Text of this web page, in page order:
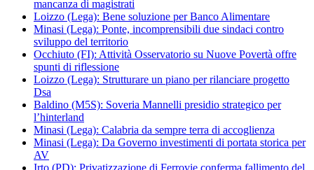
mancanza di magistrati
Loizzo (Lega): Bene soluzione per Banco Alimentare
Minasi (Lega): Ponte, incomprensibili due sindaci contro
sviluppo del territorio
Occhiuto (FI): Attività Osservatorio su Nuove Povertà offre
spunti di riflessione
Loizzo (Lega): Strutturare un piano per rilanciare progetto
Dsa
Baldino (M5S): Soveria Mannelli presidio strategico per
l’hinterland
Minasi (Lega): Calabria da sempre terra di accoglienza
Minasi (Lega): Da Governo investimenti di portata storica per
AV
Irto (PD): Privatizzazione di Ferrovie conferma fallimento del